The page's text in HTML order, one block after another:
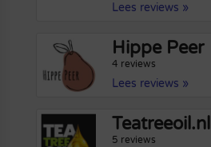
Lees reviews »
Hippe Peer
4 reviews
Lees reviews »
Teatreeoil.nl
5 reviews